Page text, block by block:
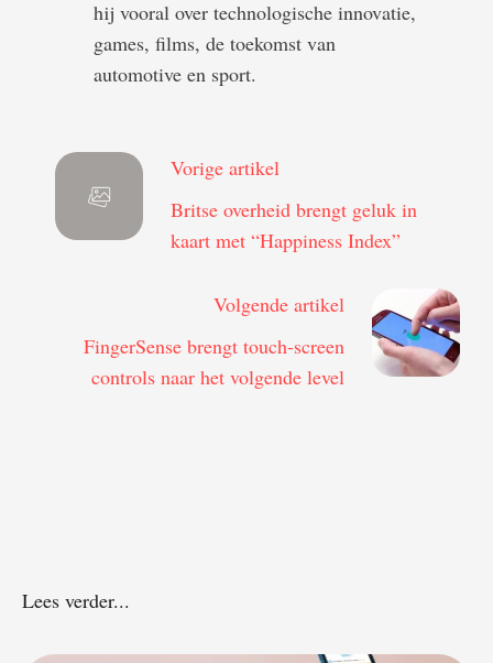
hij vooral over technologische innovatie,
games, films, de toekomst van
automotive en sport.
Vorige artikel
Britse overheid brengt geluk in
kaart met “Happiness Index”
Volgende artikel
FingerSense brengt touch-screen
controls naar het volgende level
Lees verder...